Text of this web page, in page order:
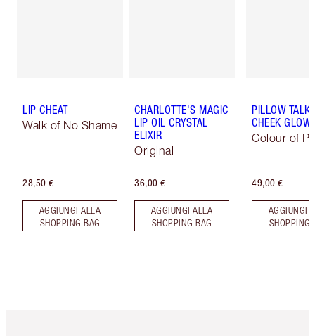
LIP CHEAT
Walk of No Shame
28,50 €
AGGIUNGI ALLA
SHOPPING BAG
CHARLOTTE'S MAGIC
LIP OIL CRYSTAL
ELIXIR
Original
36,00 €
AGGIUNGI ALLA
SHOPPING BAG
PILLOW TALK
CHEEK GLOW
Colour of
49,00 €
AGGIUNGI
SHOPPING